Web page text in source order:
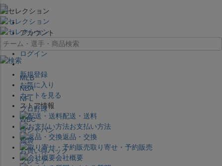
×
アカウント
ログイン
新規登録
お気に入り
カートを見る
ストア情報
配送・送料
お支払い方法
返品・交換
取り寄せ・予約販売
会社概要
MLB
NBA
NFL
プロ野球
WBC
侍ジャパン
福袋
お買い得パック
プレミア